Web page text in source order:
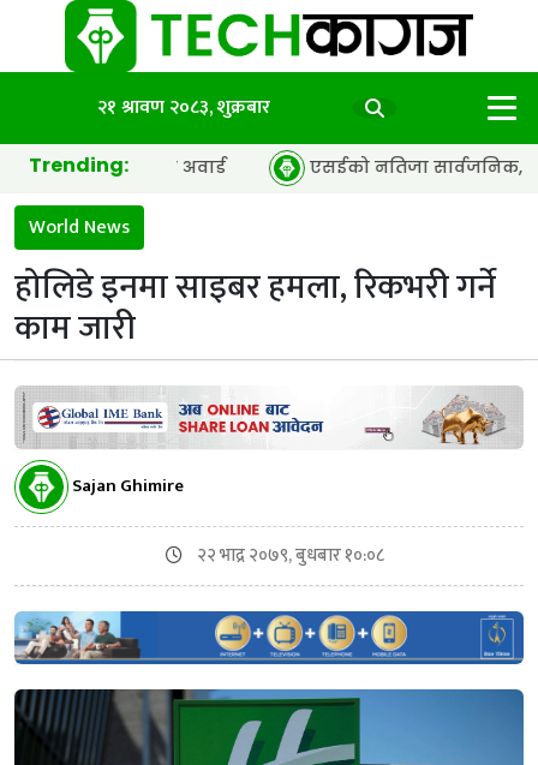
२१ श्रावण २०८३, शुक्रबार
Trending:
द इयर’ अवार्ड एसईको नतिजा सार्वजनिक, ६५.९८ प्रतिशत
World News
होलिडे इनमा साइबर हमला, रिकभरी गर्ने
काम जारी
Sajan Ghimire
२२ भाद्र २०७९, बुधबार १०:०८